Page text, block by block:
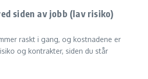
siden av jobb (lav risiko)
raskt i gang, og kostnadene er
og kontrakter, siden du står